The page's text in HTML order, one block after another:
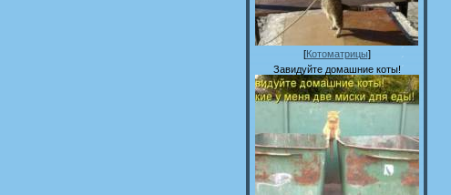
[Котоматрицы]
Завидуйте домашние коты!